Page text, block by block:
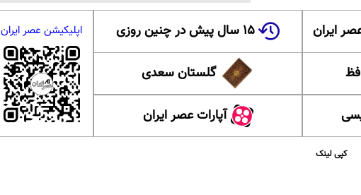
ایران ۱۵ سال پیش در چنین روزی
گلستان سعدی
آپارات عصر ایران
اپلیکیشن عصر ایران
کپی لینک